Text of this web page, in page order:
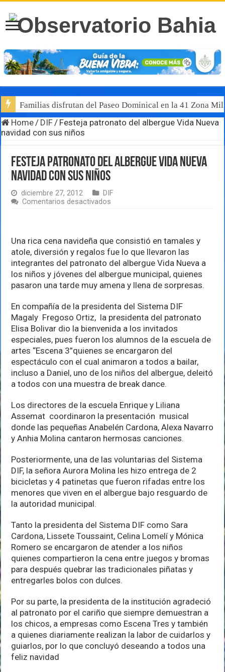
Familias disfrutan del Paseo Dominical en la 41 Zona
Home / DIF / Festeja patronato del albergue Vida Nueva
navidad con sus niños
Festeja patronato del albergue Vida Nueva
navidad con sus niños
diciembre 27, 2012
DIF
Comentarios desactivados
Vida
Nueva
navidad
sus
niños
Una rica cena navideña que consistió en tamales y
atole, diversión y regalos fue lo que llevaron las
integrantes del patronato del albergue Vida Nueva a
los niños y jóvenes del albergue municipal, quienes
pasaron una tarde muy amena y llena de sorpresas.
En compañía de la presidenta del Sistema DIF
Magaly Fregoso Ortiz, la presidenta del patronato
Elisa Bolivar dio la bienvenida a los invitados
especiales, pues fueron los alumnos de la escuela de
artes “Escena 3”quienes se encargaron del
espectáculo con el cual animaron a todos a bailar,
incluso a Daniel, uno de los niños del albergue, deleitó
a todos con una muestra de break dance.
Los directores de la escuela Enrique y Liliana
Assemat coordinaron la presentación musical
donde las pequeñas Anabelén Cardona, Alexa Navarro
y Anhia Molina cantaron hermosas canciones.
Posteriormente, una de las voluntarias del Sistema
DIF, la señora Aurora Molina les hizo entrega de 2
bicicletas y 4 patinetas que fueron rifadas entre los
menores que viven en el albergue bajo resguardo de
la autoridad municipal.
Tanto la presidenta del Sistema DIF como Sara
Cardona, Lissete Toussaint, Celina Lomelí y Mónica
Romero se encargaron de atender a los niños
quienes compartieron la cena entre juegos y bromas
para después quebrar las tradicionales piñatas y
entregarles bolos con dulces.
Por su parte, la presidenta de la institución agradeció
al patronato por el cariño que siempre demuestran a
los chicos, a empresas como Escena Tres y también
a quienes diariamente realizan la labor de cuidarlos y
guiarlos, por lo que concluyó deseando a todos una
feliz navidad